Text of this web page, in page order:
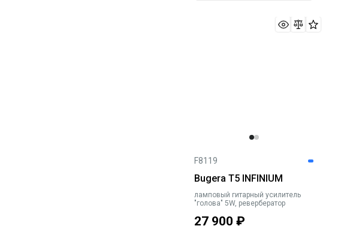
F8119
Bugera T5 INFINIUM
ламповый гитарный усилитель
"голова" 5W, ревербератор
27 900 ₽